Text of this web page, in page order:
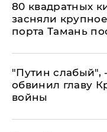
80 квадратных
засняли
порта Тамань
​"Путин слабый",
обвинил главу
войны